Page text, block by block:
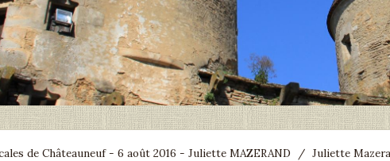
de Châteauneuf - 6 août 2016 - Juliette MAZERAND / Juliette